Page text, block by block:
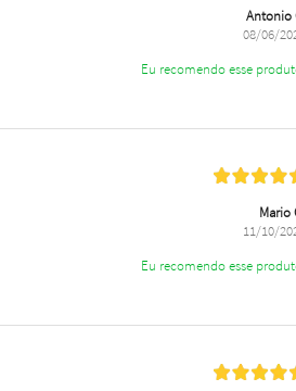
Antonio
08/06/
Eu recomendo esse
Mario
11/10/
Eu recomendo esse